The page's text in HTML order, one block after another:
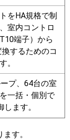
をHA規格で制
室内コントロ
端子）から
換するためのコ
。
プ、64台の室
一括・個別で
します。
す。